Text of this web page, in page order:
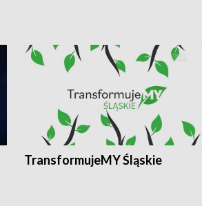
TransformujeMY Śląskie